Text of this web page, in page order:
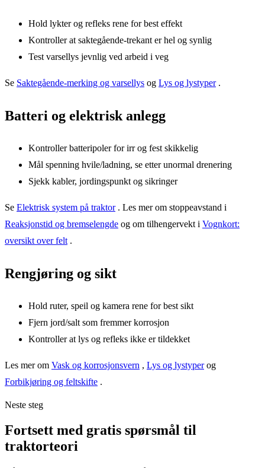
Hold lykter og refleks rene for best effekt
Kontroller at saktegående-trekant er hel og synlig
Test varsellys jevnlig ved arbeid i veg
Se Saktegående-merking og varsellys og Lys og lystyper.
Batteri og elektrisk anlegg
Kontroller batteripoler for irr og fest skikkelig
Mål spenning hvile/ladning, se etter unormal drenering
Sjekk kabler, jordingspunkt og sikringer
Se Elektrisk system på traktor. Les mer om stoppeavstand i
Reaksjonstid og bremselengde og om tilhengervekt i Vognkort:
oversikt over felt .
Rengjøring og sikt
Hold ruter, speil og kamera rene for best sikt
Fjern jord/salt som fremmer korrosjon
Kontroller at lys og refleks ikke er tildekket
Les mer om Vask og korrosjonsvern , Lys og lystyperog
Forbikjøring og feltskifte .
Neste steg
Fortsett med gratis spørsmål til
traktorteori